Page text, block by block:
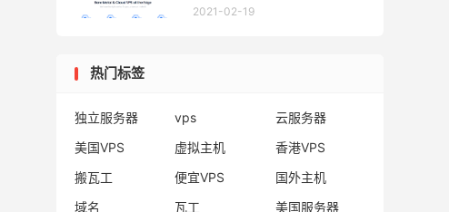
$44/月，10Gbps带宽不限流
2021-02-19
热门标签
独立服务器 vps
云服务器
美国VPS
虚拟主机
香港VPS
搬瓦工
便宜VPS
国外主机
域名
瓦工 美国服务器